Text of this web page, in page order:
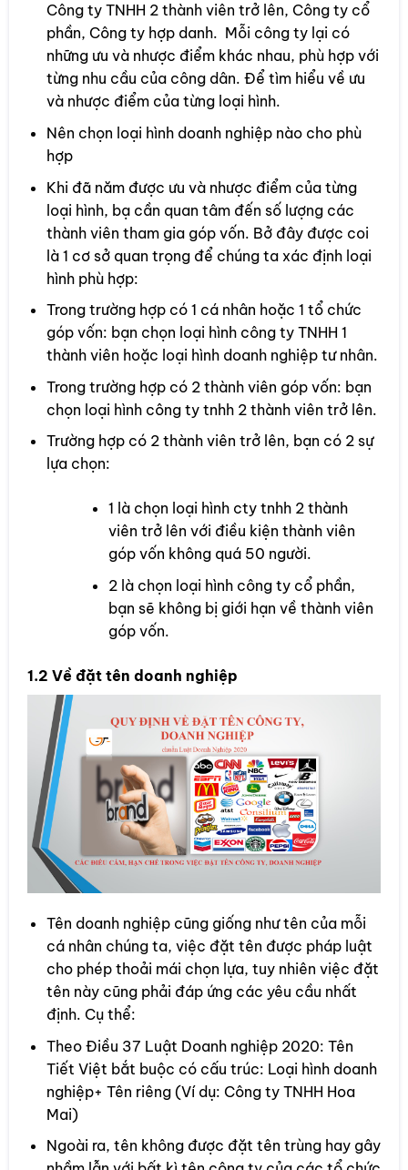
Công ty TNHH 2 thành viên trở lên, Công ty cổ
phần, Công ty hợp danh. Mỗi công ty lại có
những ưu và nhược điểm khác nhau, phù hợp với
từng nhu cầu của công dân. Để tìm hiểu về ưu
và nhược điểm của từng loại hình.
Nên chọn loại hình doanh nghiệp nào cho phù
hợp
Khi đã năm được ưu và nhược điểm của từng
loại hình, bạ cần quan tâm đến số lượng các
thành viên tham gia góp vốn. Bở đây được coi
là 1 cơ sở quan trọng để chúng ta xác định loại
hình phù hợp:
Trong trường hợp có 1 cá nhân hoặc 1 tổ chức
góp vốn: bạn chọn loại hình công ty TNHH 1
thành viên hoặc loại hình doanh nghiệp tư nhân.
Trong trường hợp có 2 thành viên góp vốn: bạn
chọn loại hình công ty tnhh 2 thành viên trở lên.
Trường hợp có 2 thành viên trở lên, bạn có 2 sự
lựa chọn:
1 là chọn loại hình cty tnhh 2 thành
viên trở lên với điều kiện thành viên
góp vốn không quá 50 người.
2 là chọn loại hình công ty cổ phần,
bạn sẽ không bị giới hạn về thành viên
góp vốn.
1.2 Về đặt tên doanh nghiệp
Tên doanh nghiệp cũng giống như tên của mỗi
cá nhân chúng ta, việc đặt tên được pháp luật
cho phép thoải mái chọn lựa, tuy nhiên việc đặt
tên này cũng phải đáp ứng các yêu cầu nhất
định. Cụ thể:
Theo Điều 37 Luật Doanh nghiệp 2020: Tên
Tiết Việt bắt buộc có cấu trúc: Loại hình doanh
nghiệp+ Tên riêng (Ví dụ: Công ty TNHH Hoa
Mai)
Ngoài ra, tên không được đặt tên trùng hay gây